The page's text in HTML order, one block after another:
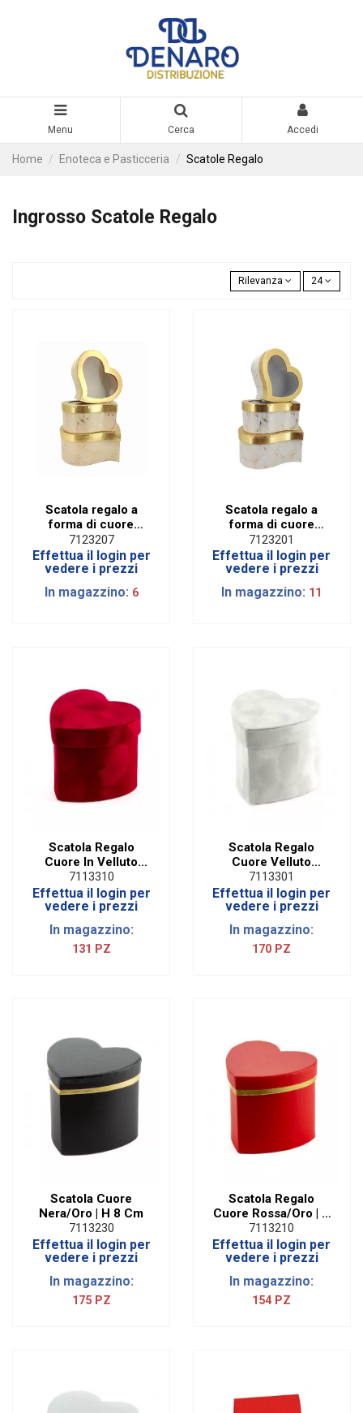
Menu Cerca Accedi
Home Enoteca e Pasticceria Scatole Regalo
Ingrosso Scatole Regalo
Rilevanza 24
Scatola regalo a
forma di cuore
storto bianco e oro
(set da 3 pz)
7123207
Effettua il login per
vedere i prezzi
In magazzino: 6
Scatola regalo a
forma di cuore
storto rosa e oro Set
da 3 pz
7123201
Effettua il login per
vedere i prezzi
In magazzino: 11
Scatola Regalo
Cuore In Velluto
Rosso | H 8 Cm
7113310
Effettua il login per
vedere i prezzi
In magazzino:
131 PZ
Scatola Regalo
Cuore Velluto
Bianco | H 8 cm
7113301
Effettua il login per
vedere i prezzi
In magazzino:
170 PZ
Scatola Cuore
Nera/Oro | H 8 Cm
7113230
Effettua il login per
vedere i prezzi
In magazzino:
175 PZ
Scatola Regalo
Cuore Rossa/Oro | H
8 Cm
7113210
Effettua il login per
vedere i prezzi
In magazzino:
154 PZ